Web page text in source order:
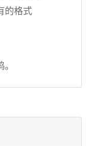
的格式